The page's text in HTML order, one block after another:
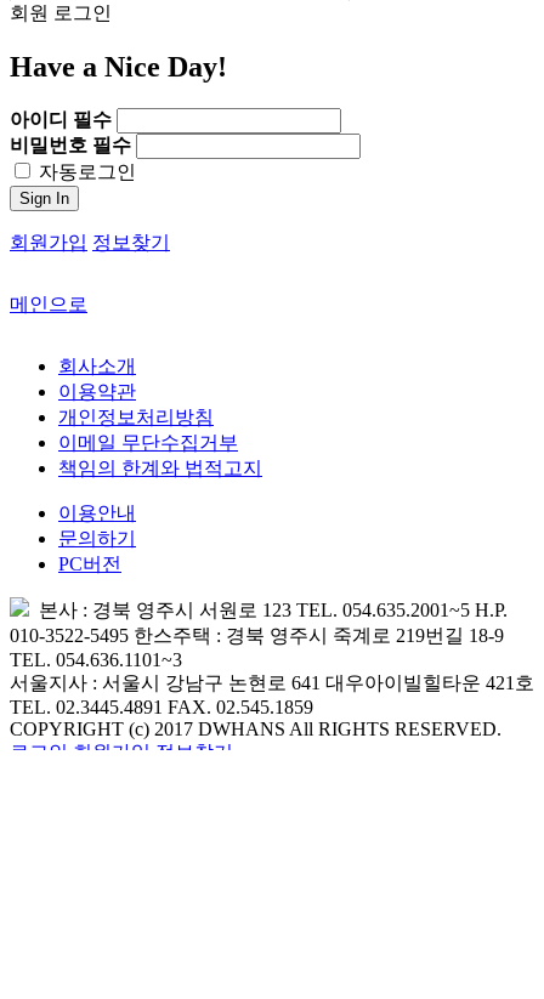
회원 로그인
Have a Nice Day!
아이디 필수
비밀번호 필수
자동로그인
Sign In
회원가입 정보찾기
메인으로
회사소개
이용약관
개인정보처리방침
이메일 무단수집거부
책임의 한계와 법적고지
이용안내
문의하기
PC버전
본사 : 경북 영주시 서원로 123 TEL. 054.635.2001~5 H.P.
010-3522-5495 한스주택 : 경북 영주시 죽계로 219번길 18-9
TEL. 054.636.1101~3
서울지사 : 서울시 강남구 논현로 641 대우아이빌힐타운 421호
TEL. 02.3445.4891 FAX. 02.545.1859
COPYRIGHT (c) 2017 DWHANS All RIGHTS RESERVED.
로그인 회원가입 정보찾기